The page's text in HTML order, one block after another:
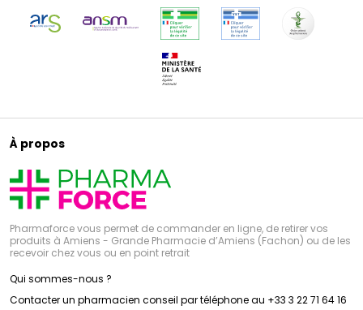
À propos
Pharmaforce vous permet de commander en ligne, de retirer vos
produits à Amiens - Grande Pharmacie d’Amiens (Fachon) ou de les
recevoir chez vous ou en point retrait
Qui sommes-nous ?
Contacter un pharmacien conseil par téléphone au +33 3 22 71 64 16